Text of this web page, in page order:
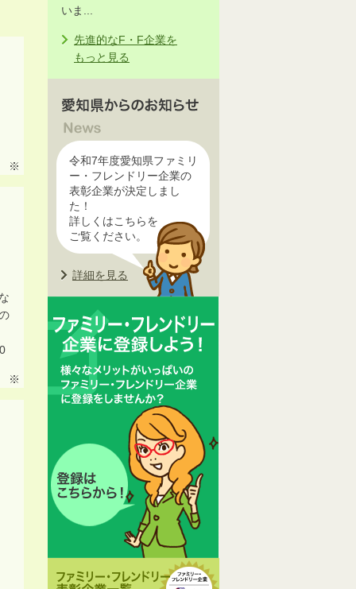
※
※
いま...
先進的なF・F企業を
もっと見る
令和7年度愛知県ファミリ
ー・フレンドリー企業の
表彰企業が決定しまし
た！
詳しくはこちらを
ご覧ください。
詳細を見る